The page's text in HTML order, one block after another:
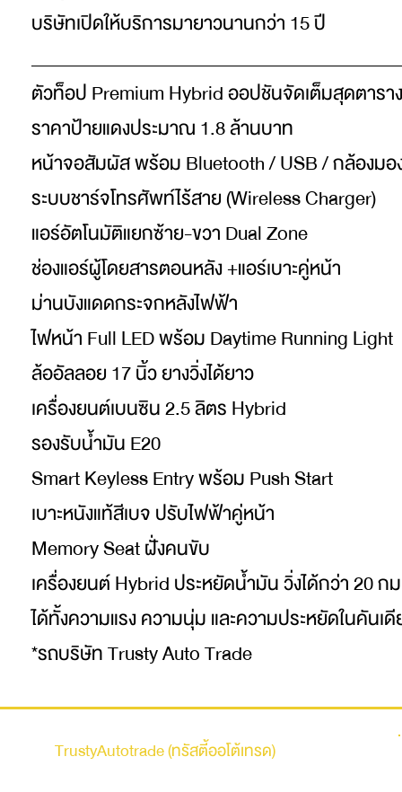
บริษัทเปิดให้บริการมายาวนานกว่า 15 ปี
ตัวท็อป Premium Hybrid ออปชันจัดเต็มสุดตาราง
ราคาป้ายแดงประมาณ 1.8 ล้านบาท
หน้าจอสัมผัส พร้อม Bluetooth / USB / กล้องมอ
ระบบชาร์จโทรศัพท์ไร้สาย (Wireless Charger)
แอร์อัตโนมัติแยกซ้าย-ขวา Dual Zone
ช่องแอร์ผู้โดยสารตอนหลัง +แอร์เบาะคู่หน้า
ม่านบังแดดกระจกหลังไฟฟ้า
ไฟหน้า Full LED พร้อม Daytime Running Light
ล้ออัลลอย 17 นิ้ว ยางวิ่งได้ยาว
เครื่องยนต์เบนซิน 2.5 ลิตร Hybrid
รองรับน้ำมัน E20
Smart Keyless Entry พร้อม Push Start
เบาะหนังแท้สีเบจ ปรับไฟฟ้าคู่หน้า
Memory Seat ฝั่งคนขับ
เครื่องยนต์ Hybrid ประหยัดน้ำมัน วิ่งได้กว่า 20 ก
ได้ทั้งความแรง ความนุ่ม และความประหยัดในคันเ
*รถบริษัท Trusty Auto Trade
TrustyAutotrade (ทรัสตี้ออโต้เทรด)